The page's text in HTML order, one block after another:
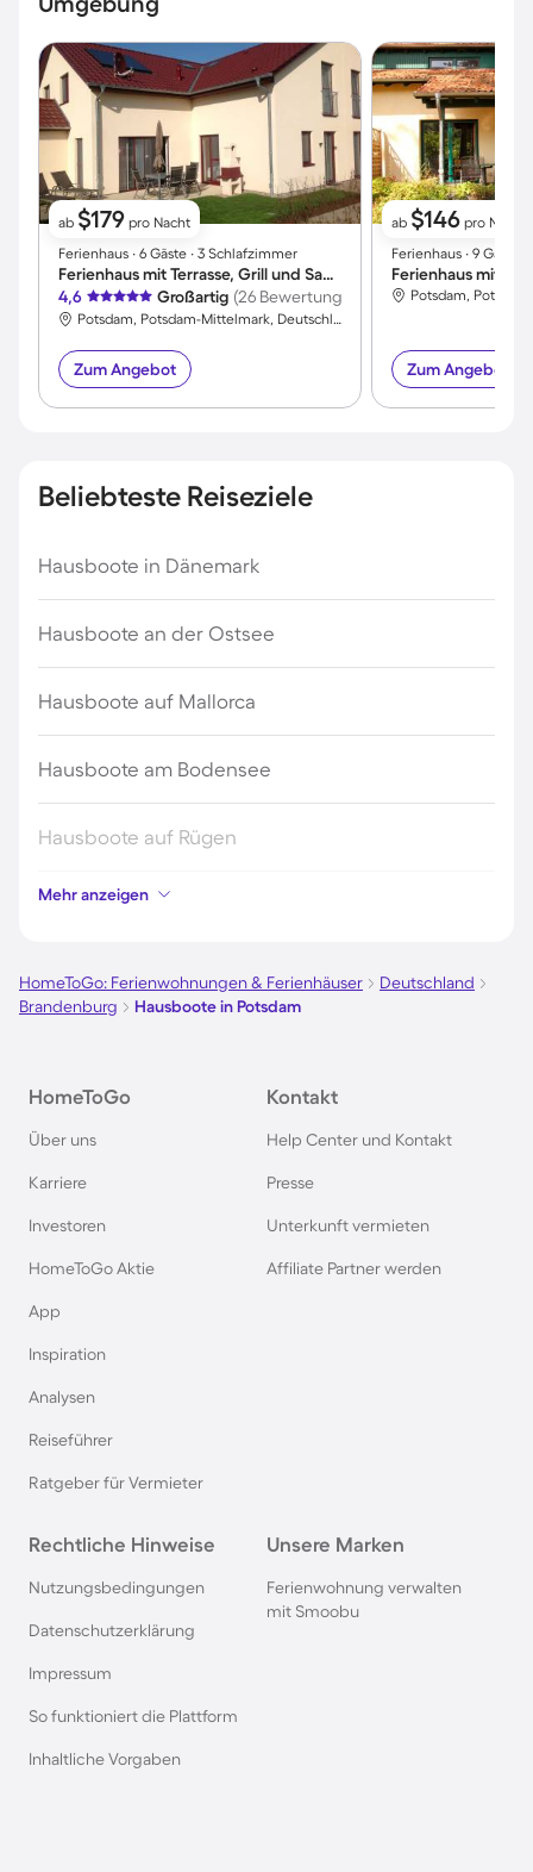
ab $179 pro Nacht
Ferienhaus ∙ 6 Gäste ∙ 3 Schlafzimmer
Ferienhaus mit Terrasse, Grill und Sauna
4,6
Großartig (26 Bewertungen)
Potsdam, Potsdam-Mittelmark, Deutschland
Zum Angebot
ab $146 pro Nacht
Ferienhaus ∙ 9 Gäste
Ferienhaus mit
Zum Angebot
Beliebteste Reiseziele
Hausboote in Dänemark
Hausboote an der Ostsee
Hausboote auf Mallorca
Hausboote am Bodensee
Hausboote auf Rügen
Hausboote an der Nordsee
Hausboote in Kroatien
Hausboote in Österreich
Hausboote in Hamburg
Hausboote in Berlin
Hausboote in Schweden
Hausboote in Holland
Seenplatte
Hausboote in Heiligenhafen
Mehr anzeigen
HomeToGo: Ferienwohnungen & Ferienhäuser
Deutschland
Brandenburg
Hausboote in Potsdam
HomeToGo
Über uns
Karriere
Investoren
HomeToGo Aktie
App
Inspiration
Analysen
Reiseführer
Ratgeber für Vermieter
Kontakt
Help Center und Kontakt
Presse
Unterkunft vermieten
Affiliate Partner werden
Rechtliche Hinweise
Nutzungsbedingungen
Datenschutzerklärung
Impressum
So funktioniert die Plattform
Inhaltliche Vorgaben
Unsere Marken
Ferienwohnung verwalten
mit Smoobu